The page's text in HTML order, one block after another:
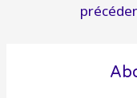
l’article